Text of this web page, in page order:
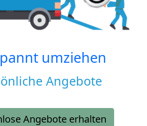
umziehen
Angebote
Angebote erhalten